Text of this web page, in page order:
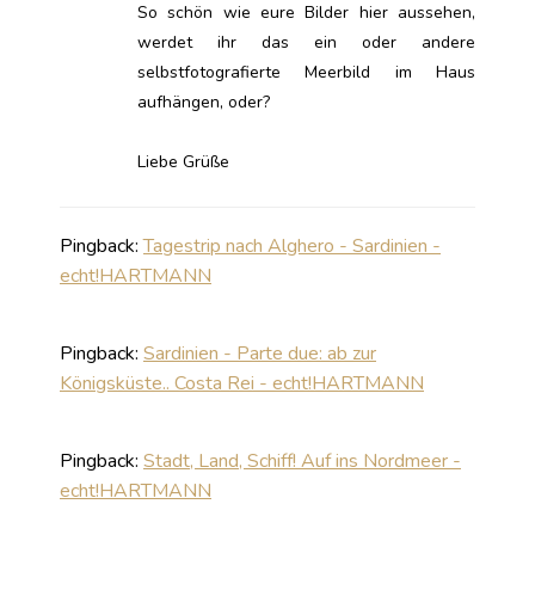
So schön wie eure Bilder hier aussehen,
werdet ihr das ein oder andere
selbstfotografierte Meerbild im Haus
aufhängen, oder?
Liebe Grüße
Pingback:Tagestrip nach Alghero - Sardinien -
echt!HARTMANN
Pingback: Sardinien - Parte due: ab zur
Königsküste.. Costa Rei - echt!HARTMANN
Pingback: Stadt, Land, Schiff! Auf ins Nordmeer -
echt!HARTMANN